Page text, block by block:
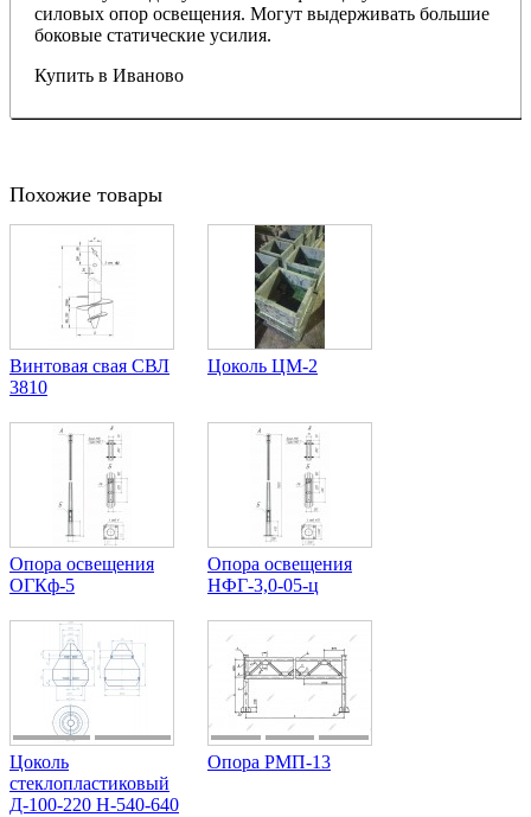
силовых опор освещения. Могут выдерживать большие
боковые статические усилия.
Купить в Иваново
Похожие товары
Винтовая свая СВЛ
3810
Цоколь ЦМ-2
Опора освещения
ОГКф-5
Опора освещения
НФГ-3,0-05-ц
Цоколь
стеклопластиковый
Д-100-220 Н-540-640
Опора РМП-13